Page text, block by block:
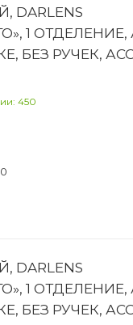
DARLENS
1 ОТДЕЛЕНИЕ,
БЕЗ РУЧЕК,
450
DARLENS
1 ОТДЕЛЕНИЕ,
БЕЗ РУЧЕК,